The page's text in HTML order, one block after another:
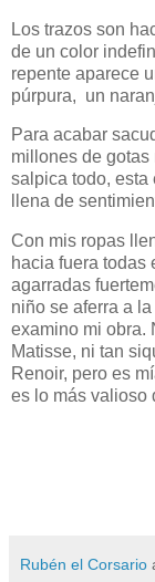
Los trazos son
de un color
repente aparece
púrpura, un
Para acabar
millones de gotas
salpica todo, esta
llena de
Con mis ropas
hacia fuera todas
agarradas
niño se aferra a
examino mi obra.
Matisse, ni tan
Renoir, pero es
es lo más valioso
Rubén el Corsario